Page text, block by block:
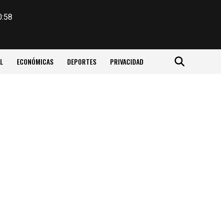
ECONÓMICAS DEPORTES PRIVACIDAD